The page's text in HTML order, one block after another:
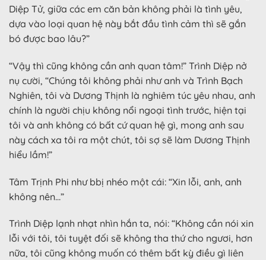
Diệp Tử, giữa các em căn bản không phải là tình yêu,
dựa vào loại quan hệ này bắt đầu tình cảm thì sẽ gắn
bó được bao lâu?”
“Vậy thì cũng không cần anh quan tâm!” Trình Diệp nở
nụ cười, “Chúng tôi không phải như anh và Trình Bạch
Nghiên, tôi và Dương Thịnh là nghiêm túc yêu nhau, anh
chính là người chịu không nổi ngoại tình trước, hiện tại
tôi và anh không có bất cứ quan hệ gì, mong anh sau
này cách xa tôi ra một chút, tôi sợ sẽ làm Dương Thịnh
hiểu lầm!”
Tâm Trịnh Phi như bbị nhéo một cái: “Xin lỗi, anh, anh
không nên…”
Trình Diệp lạnh nhạt nhìn hắn ta, nói: “Không cần nói xin
lỗi với tôi, tôi tuyệt đối sẽ không tha thứ cho ngươi, hơn
nữa, tôi cũng không muốn có thêm bất kỳ điều gì liên